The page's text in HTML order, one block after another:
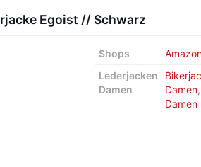
Egoist // Schwarz
Shops
Lederjacken
Damen
Damen,
Damen